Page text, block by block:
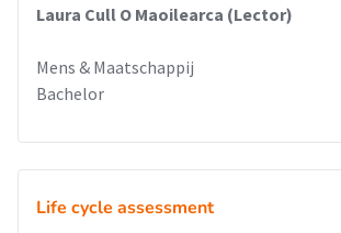
Laura Cull O Maoilearca (Lector)
Mens & Maatschappij
Bachelor
Life cycle assessment